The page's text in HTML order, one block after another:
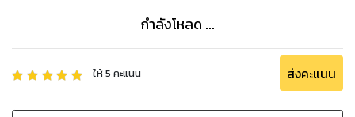
กำลังโหลด ...
ให้5 คะแนน ส่งคะแนน